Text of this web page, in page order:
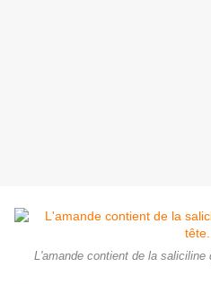
L'amande contient de la